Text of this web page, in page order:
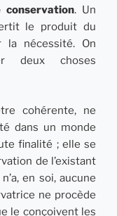
. Un
le produit du
la nécessité. On
deux choses
cohérente, ne
dans un monde
finalité ; elle se
de l’existant
en soi, aucune
ne procède
le conçoivent les